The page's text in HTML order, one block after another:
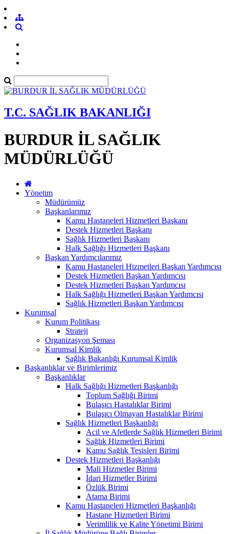
T.C. SAĞLIK BAKANLIĞI
BURDUR İL SAĞLIK
MÜDÜRLÜĞÜ
Yönetim
Müdürümüz
Başkanlarımız
Kamu Hastaneleri Hizmetleri Başkanı
Destek Hizmetleri Başkanı
Sağlık Hizmetleri Başkanı
Halk Sağlığı Hizmetleri Başkanı
Başkan Yardımcılarımız
Kamu Hastaneleri Hizmetleri Başkan Yardımcısı
Destek Hizmetleri Başkan Yardımcısı
Destek Hizmetleri Başkan Yardımcısı
Halk Sağlığı Hizmetleri Başkan Yardımcısı
Sağlık Hizmetleri Başkan Yardımcısı
Kurumsal
Kurum Politikası
Strateji
Organizasyon Şeması
Kurumsal Kimlik
Sağlık Bakanlığı Kurumsal Kimlik
Başkanlıklar ve Birimlerimiz
Başkanlıklar
Halk Sağlığı Hizmetleri Başkanlığı
Toplum Sağlığı Birimi
Bulaşıcı Hastalıklar Birimi
Bulaşıcı Olmayan Hastalıklar Birimi
Sağlık Hizmetleri Başkanlığı
Acil ve Afetlerde Sağlık Hizmetleri Birimi
Sağlık Hizmetleri Birimi
Kamu Sağlık Tesisleri Birimi
Destek Hizmetleri Başkanlığı
Mali Hizmetler Birimi
İdari Hizmetler Birimi
Özlük Birimi
Atama Birimi
Kamu Hastaneleri Hizmetleri Başkanlığı
Hastane Hizmetleri Birimi
Verimlilik ve Kalite Yönetimi Birimi